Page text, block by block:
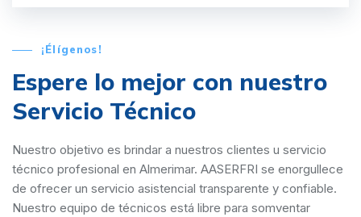
¡Élígenos!
Espere lo mejor con nuestro
Servicio Técnico
Nuestro objetivo es brindar a nuestros clientes u servicio
técnico profesional en Almerimar. AASERFRI se enorgullece
de ofrecer un servicio asistencial transparente y confiable.
Nuestro equipo de técnicos está libre para somventar